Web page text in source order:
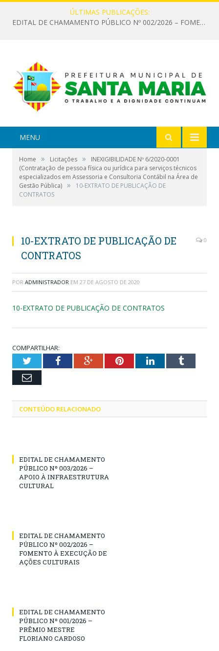
ÚLTIMAS PUBLICAÇÕES:
EDITAL DE CHAMAMENTO PÚBLICO Nº 002/2026 – FOMENTO À EXECUÇÃO DE AÇÕES CULTURAIS
MENU
Home » Licitações »
INEXIGIBILIDADE Nº 6/2020-0001
(Contratação de pessoa física ou jurídica para serviços técnicos
especializados em Assessoria e Consultoria Contábil na Área de
Gestão Pública) »
10-EXTRATO DE PUBLICAÇÃO DE
CONTRATOS
10-EXTRATO DE PUBLICAÇÃO DE
CONTRATOS
0
POR ADMINISTRADOR EM 27 DE AGOSTO DE 2020
10-EXTRATO DE PUBLICAÇÃO DE CONTRATOS
COMPARTILHAR:
TwitterFacebookGoogle+PinterestLinkedInTumblr
Email
CONTEÚDO RELACIONADO
EDITAL DE CHAMAMENTO
PÚBLICO Nº 003/2026 –
APOIO À INFRAESTRUTURA
CULTURAL
EDITAL DE CHAMAMENTO
PÚBLICO Nº 002/2026 –
FOMENTO À EXECUÇÃO DE
AÇÕES CULTURAIS
EDITAL DE CHAMAMENTO
PÚBLICO Nº 001/2026 –
PRÊMIO MESTRE
FLORIANO CARDOSO